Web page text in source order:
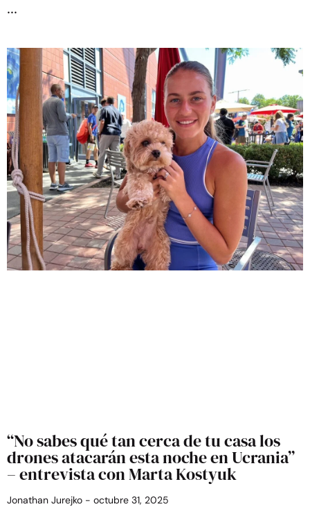
“No sabes qué tan cerca de tu casa los
drones atacarán esta noche en Ucrania”
– entrevista con Marta Kostyuk
Jonathan Jurejko octubre 31, 2025